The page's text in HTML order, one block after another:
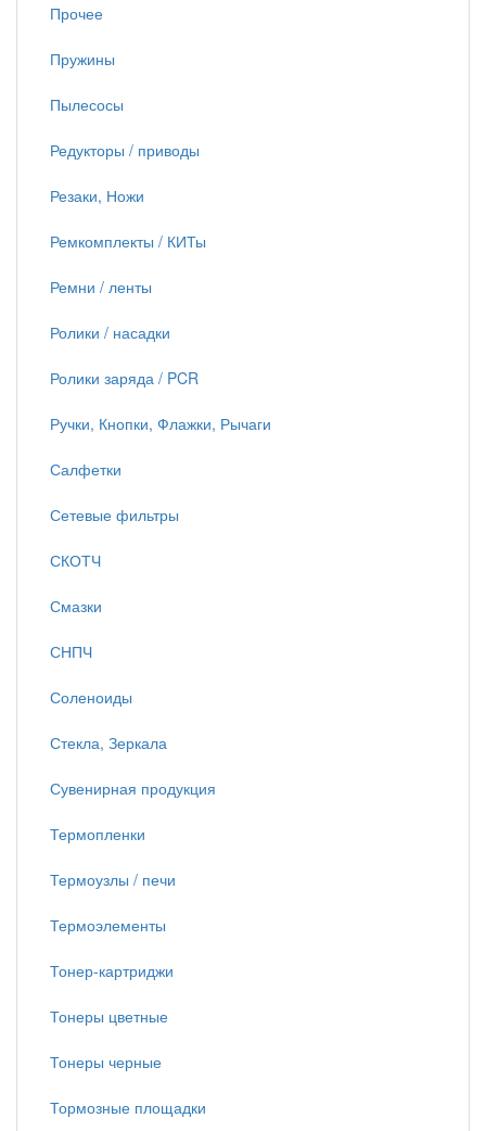
Прочее
Пружины
Пылесосы
Редукторы / приводы
Резаки, Ножи
Ремкомплекты / КИТы
Ремни / ленты
Ролики / насадки
Ролики заряда / PCR
Ручки, Кнопки, Флажки, Рычаги
Салфетки
Сетевые фильтры
СКОТЧ
Смазки
СНПЧ
Соленоиды
Стекла, Зеркала
Сувенирная продукция
Термопленки
Термоузлы / печи
Термоэлементы
Тонер-картриджи
Тонеры цветные
Тонеры черные
Тормозные площадки